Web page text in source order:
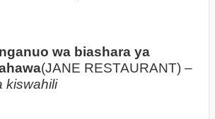
wa biashara ya
(JANE RESTAURANT) –
kiswahili